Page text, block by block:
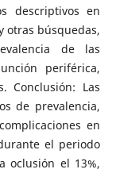
descriptivos en
otras búsquedas,
de las
periférica,
Conclusión: Las
de prevalencia,
en
el periodo
oclusión el 13%,